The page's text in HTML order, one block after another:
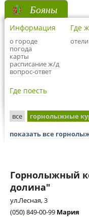
Бояны
Информация
о городе
погода
карты
расписание ж/д
вопрос-ответ
Где
Где поесть
все горнолыжные
показать все
Горнолыжный
долина"
ул.Лесная, 3
(050) 849-00-99 Мария